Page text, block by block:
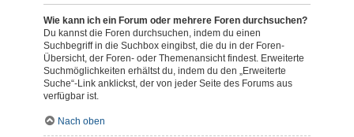
Wie kann ich ein Forum oder mehrere Foren durchsuchen?
Du kannst die Foren durchsuchen, indem du einen
Suchbegriff in die Suchbox eingibst, die du in der Foren-
Übersicht, der Foren- oder Themenansicht findest. Erweiterte
Suchmöglichkeiten erhältst du, indem du den „Erweiterte
Suche“-Link anklickst, der von jeder Seite des Forums aus
verfügbar ist.
Nach oben